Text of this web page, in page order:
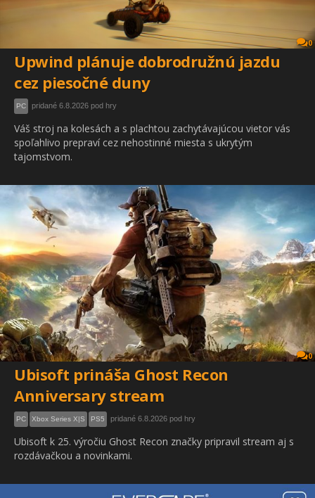
0
Upwind plánuje dobrodružnú jazdu
cez piesočné duny
PC pridané 6.8.2026 pod hry
Váš stroj na kolesách a s plachtou zachytávajúcou vietor vás
spoľahlivo prepraví cez nehostinné miesta s ukrytým
tajomstvom.
0
Ubisoft prináša Ghost Recon
Anniversary stream
PC Xbox Series X|S PS5 pridané 6.8.2026 pod hry
Ubisoft k 25. výročiu Ghost Recon značky pripravil stream aj s
rozdávačkou a novinkami.